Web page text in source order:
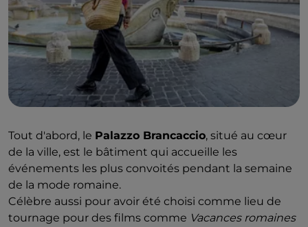
Tout d'abord, le Palazzo Brancaccio, situé au cœur
de la ville, est le bâtiment qui accueille les
événements les plus convoités pendant la semaine
de la mode romaine.
Célèbre aussi pour avoir été choisi comme lieu de
tournage pour des films comme Vacances romaines